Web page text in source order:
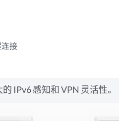
连接
IPv6 感知和 VPN 灵活性。